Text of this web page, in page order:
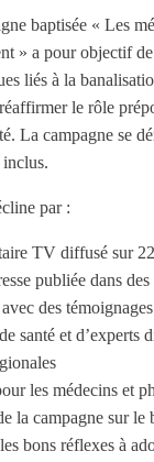
baptisée « Les
» a pour objectif
liés à la
le rôle
La campagne se
par :
TV diffusé sur
publiée dans
des
santé et d’experts
les médecins et
la campagne sur le
bons réflexes à